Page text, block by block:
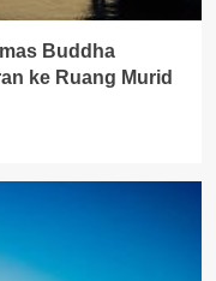
Buddha
ke Ruang Murid